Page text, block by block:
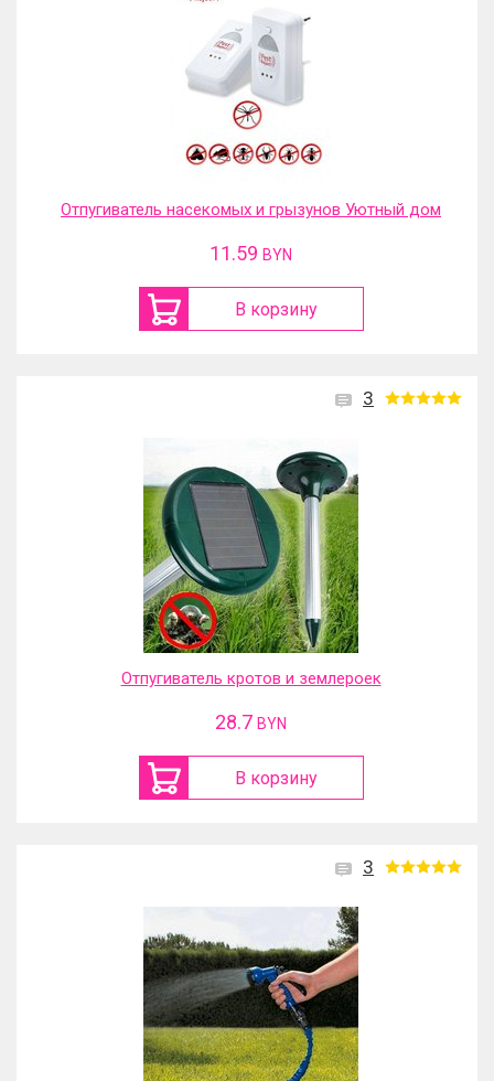
Отпугиватель насекомых и грызунов Уютный дом
11.59 BYN
В корзину
3
Отпугиватель кротов и землероек
28.7 BYN
В корзину
3